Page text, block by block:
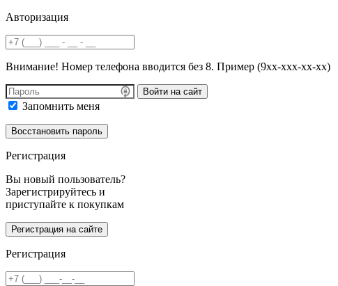
Авторизация
Внимание! Номер телефона вводится без 8. Пример (9хх-ххх-хх-хх)
Войти на сайт
Запомнить меня
Регистрация
Вы новый пользователь?
Зарегистрируйтесь и
приступайте к покупкам
Регистрация